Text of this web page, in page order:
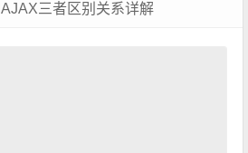
三者区别关系详解